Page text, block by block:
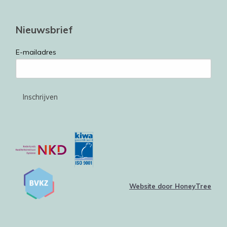
Nieuwsbrief
E-mailadres
Website door HoneyTree